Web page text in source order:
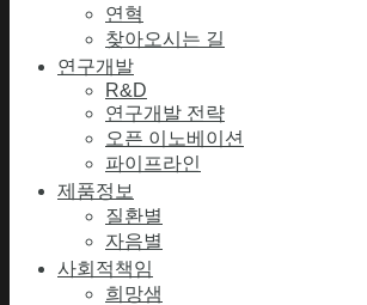
연혁
찾아오시는 길
연구개발
R&D
연구개발 전략
오픈 이노베이션
파이프라인
제품정보
질환별
자음별
사회적책임
희망샘